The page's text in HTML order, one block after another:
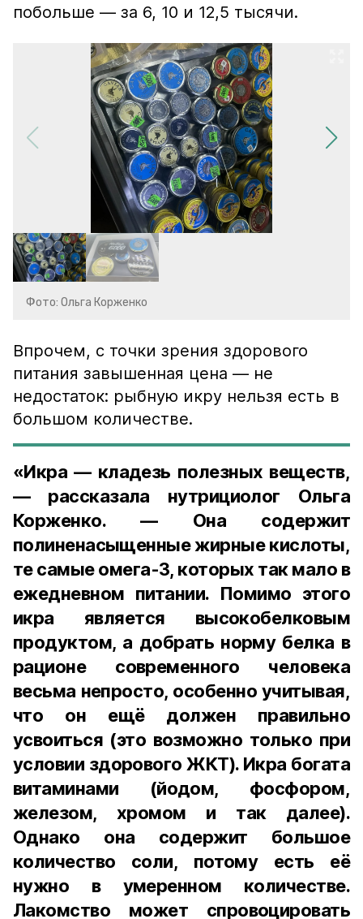
побольше — за 6, 10 и 12,5 тысячи.
Фото: Ольга Корженко
Впрочем, с точки зрения здорового
питания завышенная цена — не
недостаток: рыбную икру нельзя есть в
большом количестве.
«Икра — кладезь полезных веществ,
— рассказала нутрициолог Ольга
Корженко. — Она содержит
полиненасыщенные жирные кислоты,
те самые омега-3, которых так мало в
ежедневном питании. Помимо этого
икра является высокобелковым
продуктом, а добрать норму белка в
рационе современного человека
весьма непросто, особенно учитывая,
что он ещё должен правильно
усвоиться (это возможно только при
условии здорового ЖКТ). Икра богата
витаминами (йодом, фосфором,
железом, хромом и так далее).
Однако она содержит большое
количество соли, потому есть её
нужно в умеренном количестве.
Лакомство может спровоцировать